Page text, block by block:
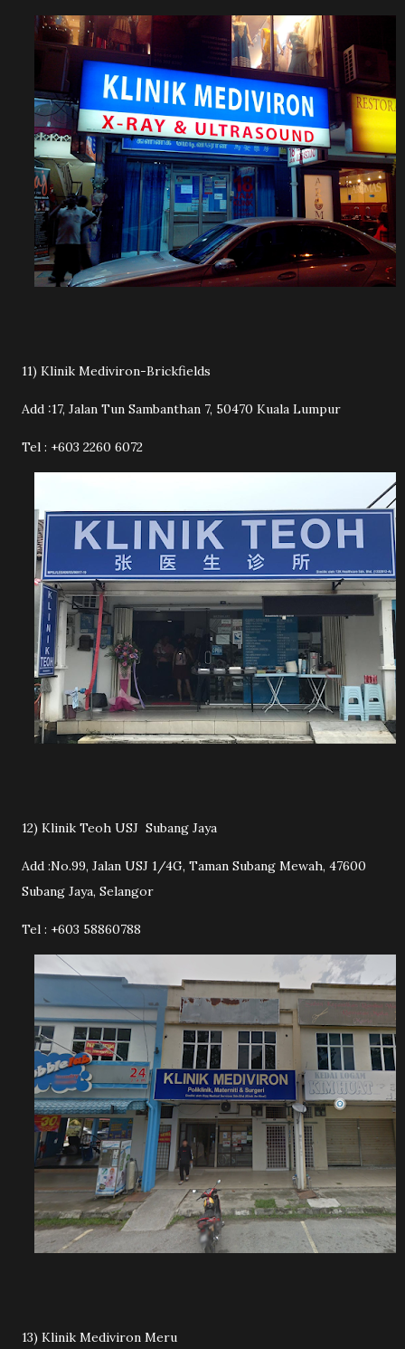
11) Klinik Mediviron-Brickfields
Add :17, Jalan Tun Sambanthan 7, 50470 Kuala Lumpur
Tel : +603 2260 6072
12) Klinik Teoh USJ Subang Jaya
Add :No.99, Jalan USJ 1/4G, Taman Subang Mewah, 47600
Subang Jaya, Selangor
Tel : +603 58860788
13) Klinik Mediviron Meru